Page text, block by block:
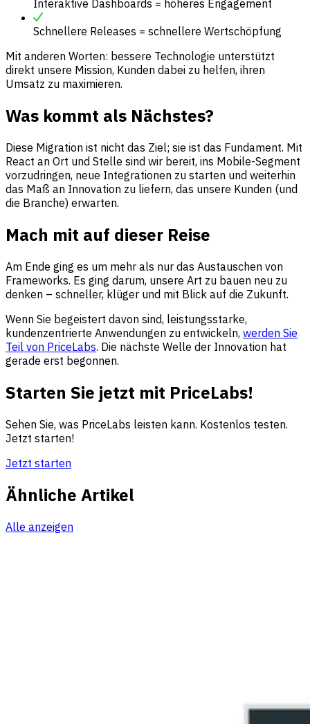
Interaktive Dashboards = höheres Engagement
Schnellere Releases = schnellere Wertschöpfung
Mit anderen Worten: bessere Technologie unterstützt
direkt unsere Mission, Kunden dabei zu helfen, ihren
Umsatz zu maximieren.
Was kommt als Nächstes?
Diese Migration ist nicht das Ziel; sie ist das Fundament. Mit
React an Ort und Stelle sind wir bereit, ins Mobile-Segment
vorzudringen, neue Integrationen zu starten und weiterhin
das Maß an Innovation zu liefern, das unsere Kunden (und
die Branche) erwarten.
Mach mit auf dieser Reise
Am Ende ging es um mehr als nur das Austauschen von
Frameworks. Es ging darum, unsere Art zu bauen neu zu
denken – schneller, klüger und mit Blick auf die Zukunft.
Wenn Sie begeistert davon sind, leistungsstarke,
kundenzentrierte Anwendungen zu entwickeln, werden Sie
Teil von PriceLabs. Die nächste Welle der Innovation hat
gerade erst begonnen.
Starten Sie jetzt mit PriceLabs!
Sehen Sie, was PriceLabs leisten kann. Kostenlos testen.
Jetzt starten!
Jetzt starten
Ähnliche Artikel
Alle anzeigen